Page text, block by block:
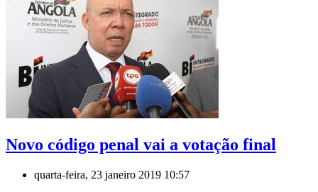
Novo código penal vai a votação final
quarta-feira, 23 janeiro 2019 10:57